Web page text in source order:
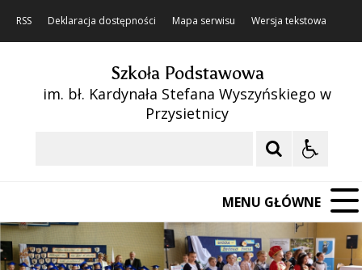
RSS Deklaracja dostępności Mapa serwisu Wersja tekstowa
Szkoła Podstawowa
im. bł. Kardynała Stefana Wyszyńskiego w
Przysietnicy
MENU GŁÓWNE